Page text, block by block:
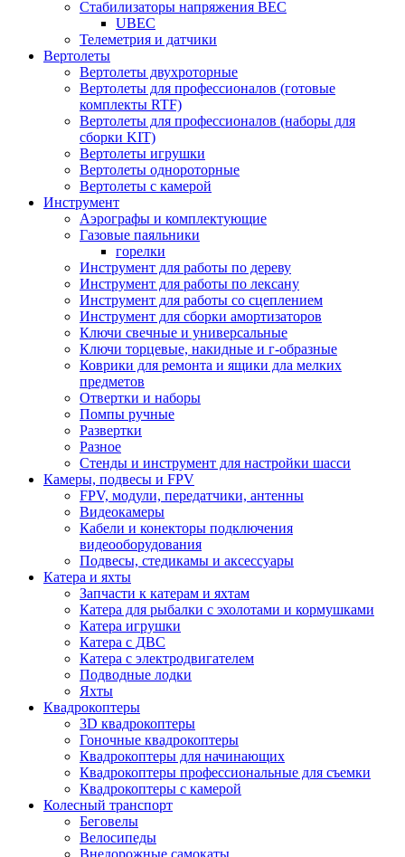
Стабилизаторы напряжения BEC
UBEC
Телеметрия и датчики
Вертолеты
Вертолеты двухроторные
Вертолеты для профессионалов (готовые
комплекты RTF)
Вертолеты для профессионалов (наборы для
сборки KIT)
Вертолеты игрушки
Вертолеты однороторные
Вертолеты с камерой
Инструмент
Аэрографы и комплектующие
Газовые паяльники
горелки
Инструмент для работы по дереву
Инструмент для работы по лексану
Инструмент для работы со сцеплением
Инструмент для сборки амортизаторов
Ключи свечные и универсальные
Ключи торцевые, накидные и г-образные
Коврики для ремонта и ящики дла мелких
предметов
Отвертки и наборы
Помпы ручные
Развертки
Разное
Стенды и инструмент для настройки шасси
Камеры, подвесы и FPV
FPV, модули, передатчики, антенны
Видеокамеры
Кабели и конекторы подключения
видеооборудования
Подвесы, стедикамы и аксессуары
Катера и яхты
Запчасти к катерам и яхтам
Катера для рыбалки с эхолотами и кормушками
Катера игрушки
Катера с ДВС
Катера с электродвигателем
Подводные лодки
Яхты
Квадрокоптеры
3D квадрокоптеры
Гоночные квадрокоптеры
Квадрокоптеры для начинающих
Квадрокоптеры профессиональные для съемки
Квадрокоптеры с камерой
Колесный транспорт
Беговелы
Велосипеды
Внедорожные самокаты